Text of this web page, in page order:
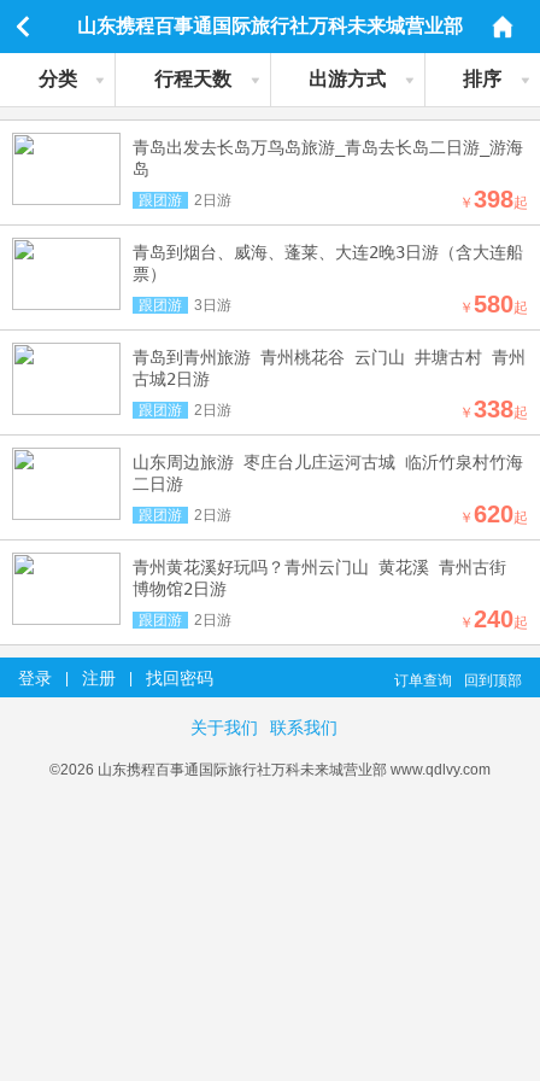
山东携程百事通国际旅行社万科未来城营业部
分类 行程天数 出游方式 排序
青岛出发去长岛万鸟岛旅游_青岛去长岛二日游_游海
岛
跟团游 2日游 ￥ 398起
青岛到烟台、威海、蓬莱、大连2晚3日游（含大连船
票）
跟团游 3日游 ￥ 580起
青岛到青州旅游 青州桃花谷 云门山 井塘古村 青州
古城2日游
跟团游 2日游 ￥ 338起
山东周边旅游 枣庄台儿庄运河古城 临沂竹泉村竹海
二日游
跟团游 2日游 ￥ 620起
青州黄花溪好玩吗？青州云门山 黄花溪 青州古街
博物馆2日游
跟团游 2日游 ￥ 240起
登录 注册 找回密码 回到顶部
订单查询
关于我们 联系我们
©2026 山东携程百事通国际旅行社万科未来城营业部 www.qdlvy.com